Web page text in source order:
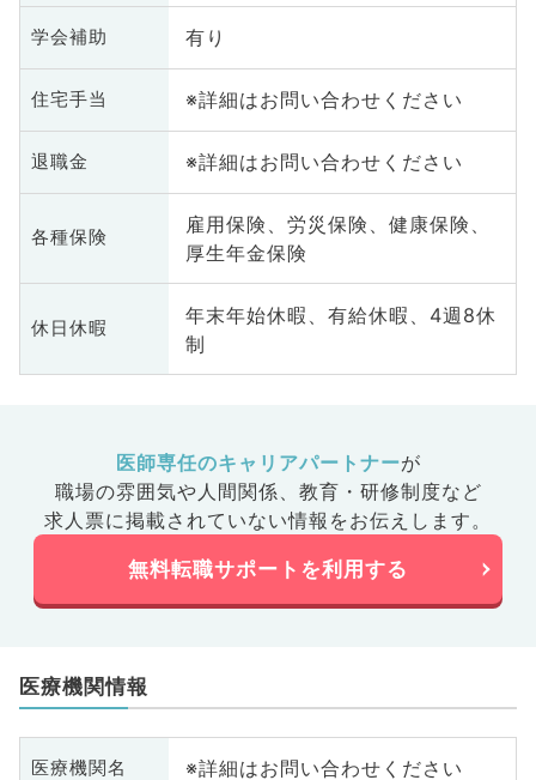
学会補助 有り
住宅手当 ※詳細はお問い合わせください
退職金 ※詳細はお問い合わせください
各種保険
雇用保険、労災保険、健康保険、
厚生年金保険
休日休暇
年末年始休暇、有給休暇、4週8休
制
医師専任のキャリアパートナーが
職場の雰囲気や人間関係、 教育・研修制度など
求人票に掲載されていない情報をお伝えします。
無料転職サポートを利用する
医療機関情報
医療機関名 ※詳細はお問い合わせください